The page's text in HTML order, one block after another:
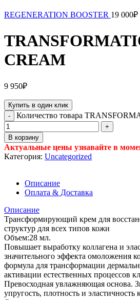
REGENERATION BOOSTER 19 000₽
CREAM
9 950₽
Купить в один клик
Количество товара
В корзину
Актуальные цены узнавайте в
Категория: Uncategorized
Описание
Оплата & Доставка
Описание
Трансформирующий крем для
структур для всех типов кожи
Объем:28 мл.
Повышает выработку коллагена и
значительного эффекта омоложения
формула для трансформации
активации естественных процессов
Превосходная увлажняющая основа.
упругость, плотность и эластичность